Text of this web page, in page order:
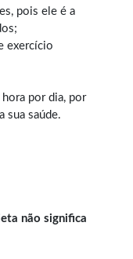
pois ele é a
exercício
por dia, por
sua saúde.
não significa